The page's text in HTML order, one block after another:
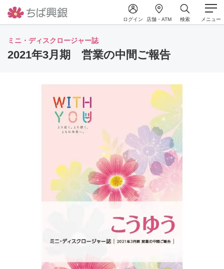
ログイン 店舗・ATM 検索 メニュー
ミニ・ディスクロージャー誌
2021年3月期 営業の中間ご報告